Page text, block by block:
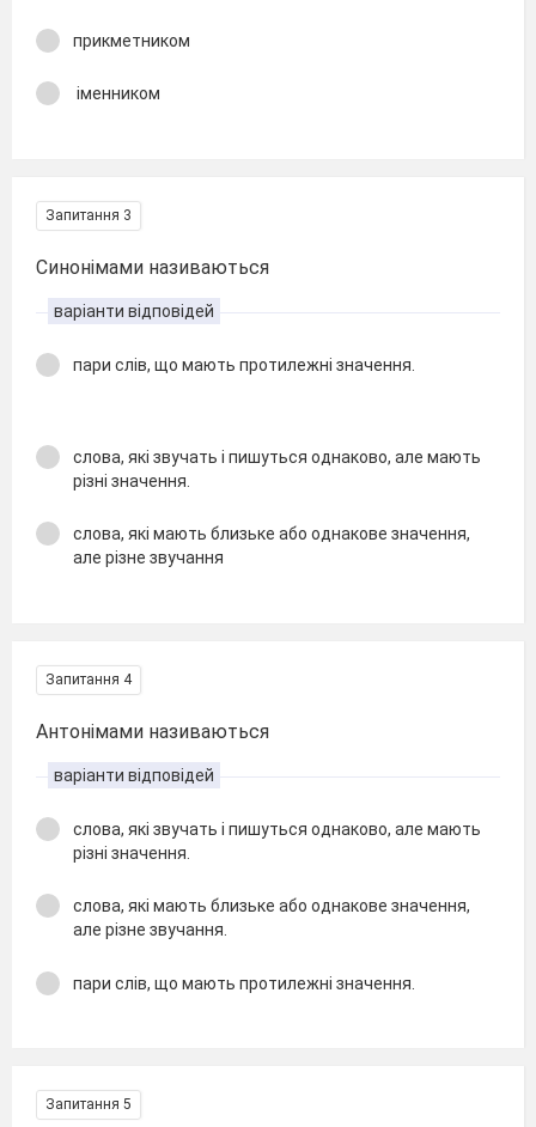
прикметником
іменником
Запитання 3
Синонімами називаються
варіанти відповідей
пари слів, що мають протилежні значення.
слова, які звучать і пишуться однаково, але мають
різні значення.
слова, які мають близьке або однакове значення,
але різне звучання
Запитання 4
Антонімами називаються
варіанти відповідей
слова, які звучать і пишуться однаково, але мають
різні значення.
слова, які мають близьке або однакове значення,
але різне звучання.
пари слів, що мають протилежні значення.
Запитання 5